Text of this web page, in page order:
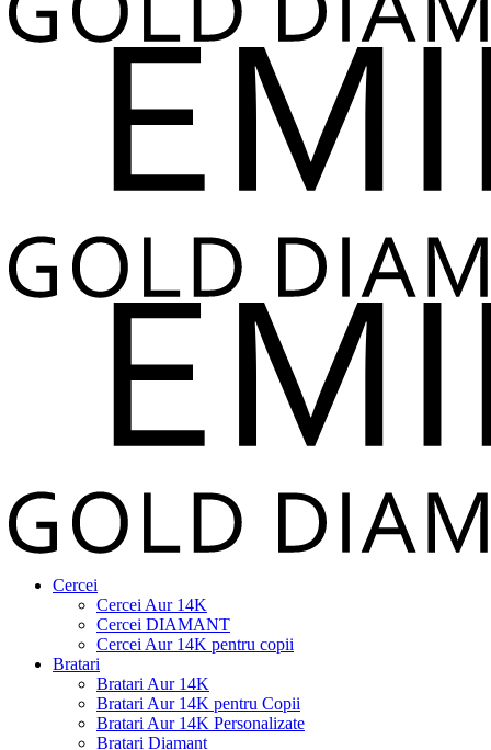
Cercei
Cercei Aur 14K
Cercei DIAMANT
Cercei Aur 14K pentru copii
Bratari
Bratari Aur 14K
Bratari Aur 14K pentru Copii
Bratari Aur 14K Personalizate
Bratari Diamant